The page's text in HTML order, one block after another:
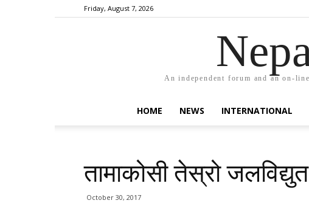
Friday, August 7, 2026
An independent forum and an on-
HOME NEWS INTERNATIONAL
तामाकोसी तेस्रो
October 30, 2017